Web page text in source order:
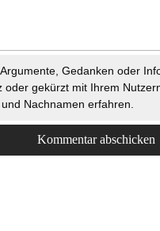
Gedanken oder
oder gekürzt mit Ihrem
Nachnamen erfahren.